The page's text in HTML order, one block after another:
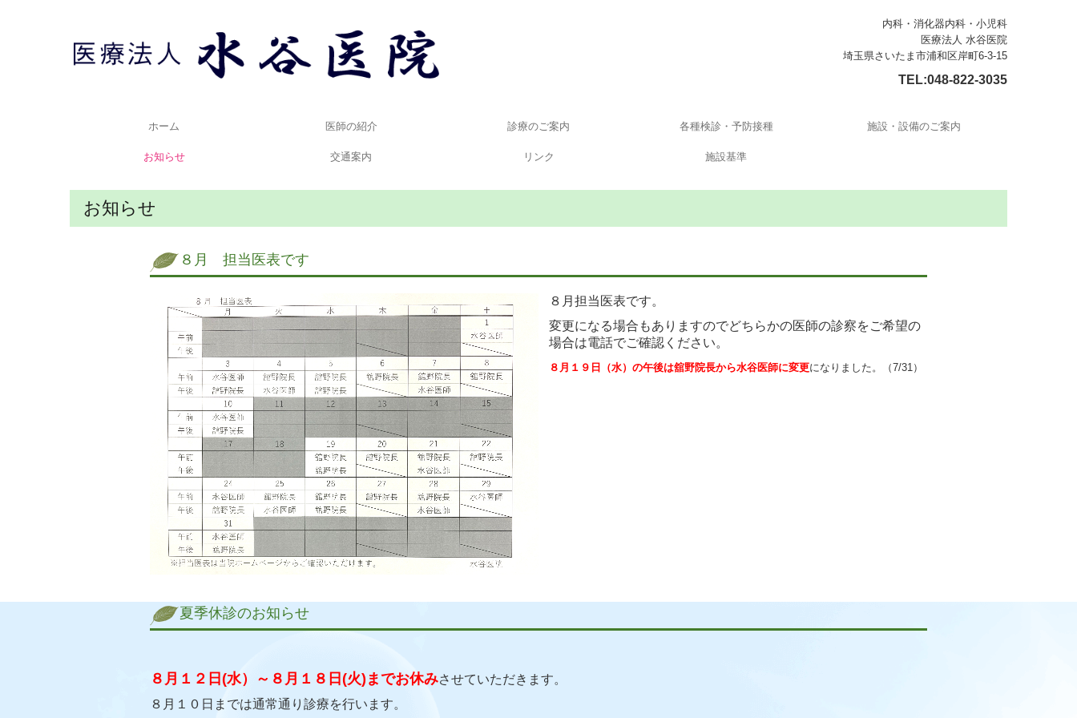
内科・消化器内科・小児科
医療法人 水谷医院
埼玉県さいたま市浦和区岸町6-3-15
TEL:048-822-3035
ホーム 医師の紹介 診療のご案内
初診の方へ
各種検診・予防接種 施設・設備のご案内
お知らせ 交通案内 リンク 施設基準
お知らせ
８月 担当医表です
８月担当医表です。
変更になる場合もありますのでどちらかの医師の診察をご希望の
場合は電話でご確認ください。
８月１９日（水）の午後は舘野院長から水谷医師に変更になりました。（7/31）
夏季休診のお知らせ
８月１２日(水）～８月１８日(火)までお休みさせていただきます。
８月１０日までは通常通り診療を行います。